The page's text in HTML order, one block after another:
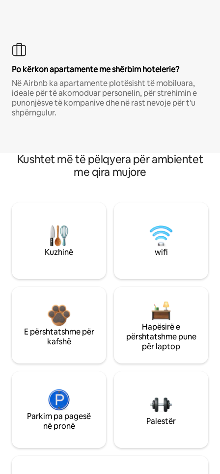
Po kërkon apartamente me shërbim hotelerie?
Në Airbnb ka apartamente plotësisht të mobiluara,
ideale për të akomoduar personelin, për strehimin e
punonjësve të kompanive dhe në rast nevoje për t'u
shpërngulur.
Kushtet më të pëlqyera për ambientet
me qira mujore
Kuzhinë wifi
E përshtatshme për
kafshë
Hapësirë e
përshtatshme pune
për laptop
Parkim pa pagesë
në pronë
Palestër